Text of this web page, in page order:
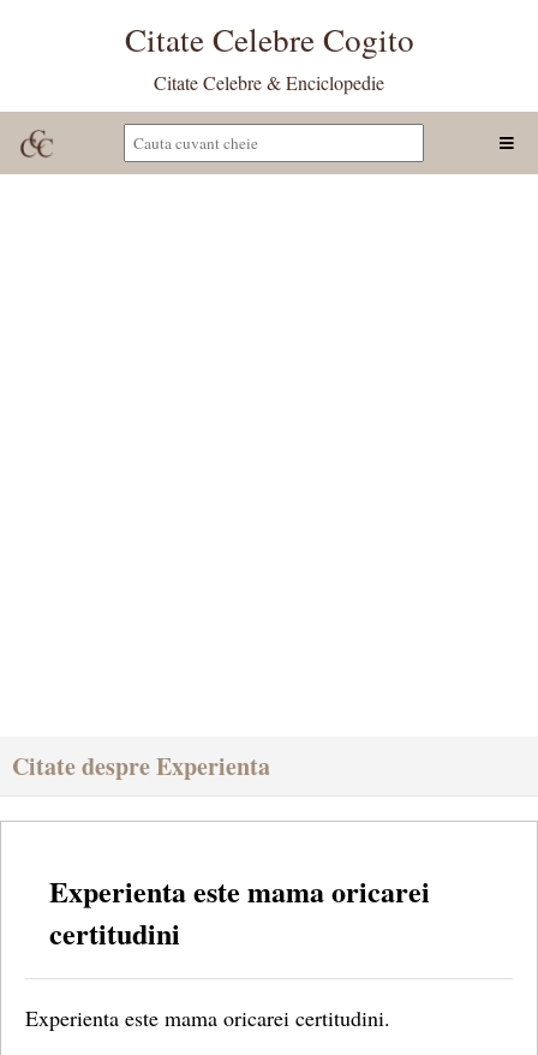
Citate Celebre Cogito
Citate Celebre & Enciclopedie
Citate despre Experienta
Experienta este mama oricarei
certitudini
Experienta este mama oricarei certitudini.